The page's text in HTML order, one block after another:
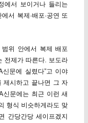
에서 보이거나 들리는
서 복제·배포·공연 또
위 안에서 복제 배포
전제가 따른다. 보도라
문에 실렸다”고 이야
제시하고 끝나면 그 자
신문에는 최근 이런 새
형식 비슷하게라도 맞
간당간당 세이프겠지